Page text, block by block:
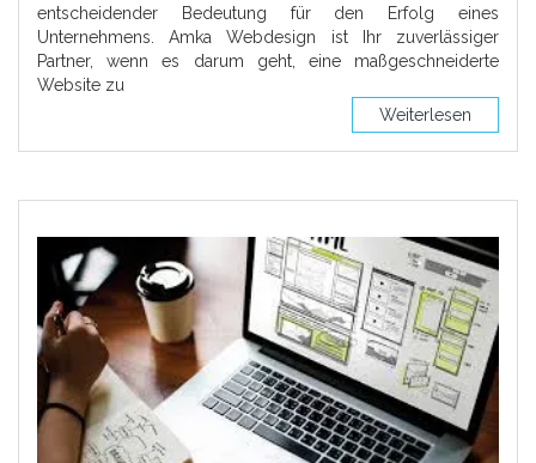
entscheidender Bedeutung für den Erfolg eines
Unternehmens. Amka Webdesign ist Ihr zuverlässiger
Partner, wenn es darum geht, eine maßgeschneiderte
Website zu
Weiterlesen